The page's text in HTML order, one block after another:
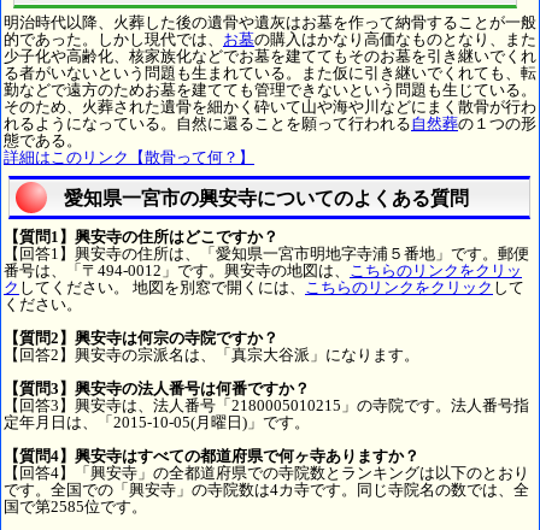
明治時代以降、火葬した後の遺骨や遺灰はお墓を作って納骨することが一般
的であった。しかし現代では、 お墓の購入はかなり高価なものとなり、また
少子化や高齢化、核家族化などでお墓を建ててもそのお墓を引き継いでくれ
る者がいないという問題も生まれている。また仮に引き継いでくれても、転
勤などで遠方のためお墓を建てても管理できないという問題も生じている。
そのため、火葬された遺骨を細かく砕いて山や海や川などにまく散骨が行わ
れるようになっている。自然に還ることを願って行われる自然葬の１つの形
態である。
詳細はこのリンク【散骨って何？】
愛知県一宮市の興安寺についてのよくある質問
【質問1】興安寺の住所はどこですか？
【回答1】興安寺の住所は、「愛知県一宮市明地字寺浦５番地」です。郵便
番号は、「〒494-0012」です。興安寺の地図は、 こちらのリンクをクリッ
ク してください。 地図を別窓で開くには、 こちらのリンクをクリック して
ください。
【質問2】興安寺は何宗の寺院ですか？
【回答2】興安寺の宗派名は、「真宗大谷派」になります。
【質問3】興安寺の法人番号は何番ですか？
【回答3】興安寺は、法人番号「2180005010215」の寺院です。法人番号指
定年月日は、「2015-10-05(月曜日)」です。
【質問4】興安寺はすべての都道府県で何ヶ寺ありますか？
【回答4】「興安寺」の全都道府県での寺院数とランキングは以下のとおり
です。全国での「興安寺」の寺院数は4カ寺です。同じ寺院名の数では、全
国で第2585位です。